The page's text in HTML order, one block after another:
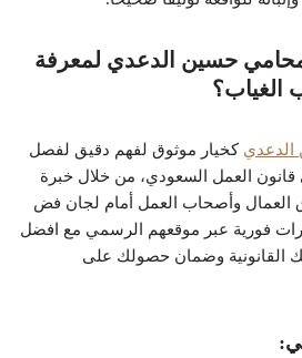
حسين الدعدي لمعرفة
كخيار موثوق لفهم دقيق لفصل
العمل السعودي، من خلال خبرة
العمال وأصحاب العمل أمام لجان فض
فورية عبر موقعهم الرسمي مع افضل
القانونية وضمان حصولك على